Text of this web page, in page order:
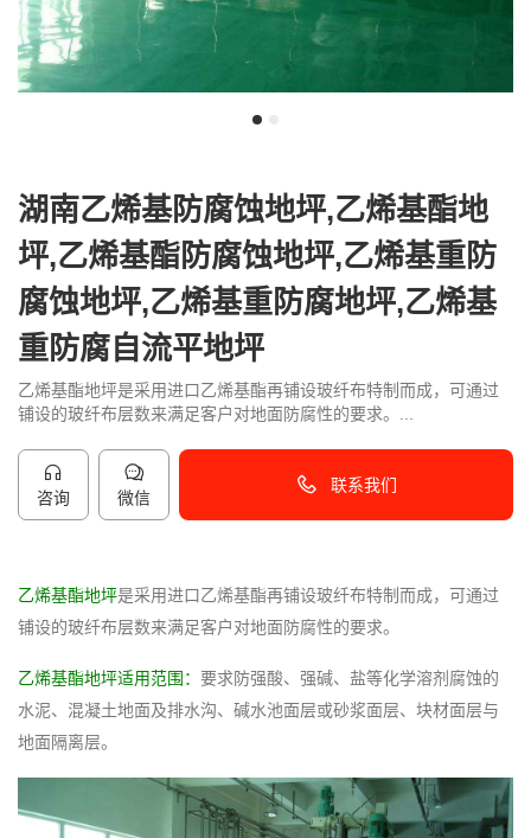
湖南乙烯基防腐蚀地坪,乙烯基酯地
坪,乙烯基酯防腐蚀地坪,乙烯基重防
腐蚀地坪,乙烯基重防腐地坪,乙烯基
重防腐自流平地坪
乙烯基酯地坪是采用进口乙烯基酯再铺设玻纤布特制而成，可通过
铺设的玻纤布层数来满足客户对地面防腐性的要求。...
咨询 微信
联系我们
乙烯基酯地坪是采用进口乙烯基酯再铺设玻纤布特制而成，可通过
铺设的玻纤布层数来满足客户对地面防腐性的要求。
乙烯基酯地坪适用范围： 要求防强酸、强碱、盐等化学溶剂腐蚀的
水泥、混凝土地面及排水沟、碱水池面层或砂浆面层、块材面层与
地面隔离层。